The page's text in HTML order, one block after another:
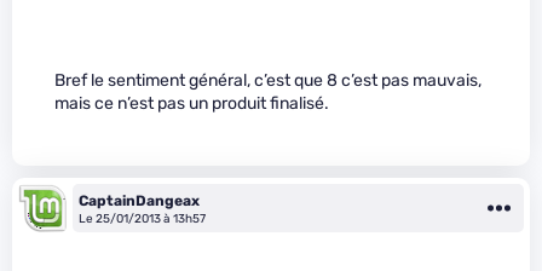
Bref le sentiment général, c’est que 8 c’est pas mauvais,
mais ce n’est pas un produit finalisé.
CaptainDangeax
Le 25/01/2013 à 13h57